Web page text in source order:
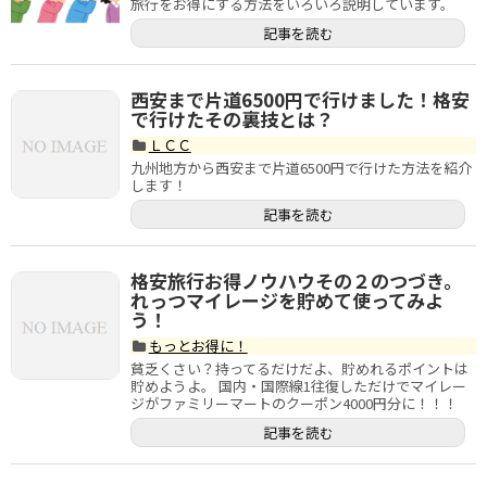
記事を読む
西安まで片道6500円で行けました！格安
で行けたその裏技とは？
ＬＣＣ
九州地方から西安まで片道6500円で行けた方法を紹介
します！
記事を読む
格安旅行お得ノウハウその２のつづき。
れっつマイレージを貯めて使ってみよ
う！
もっとお得に！
貧乏くさい？持ってるだけだよ、貯めれるポイントは
貯めようよ。 国内・国際線1往復しただけでマイレー
ジがファミリーマートのクーポン4000円分に！！！
記事を読む
成都
武漢
内モンゴル
中国その他のエリア
香港・マカオ
ホテル予約サイト